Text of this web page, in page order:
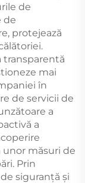
de
de
protejează
transparentă
mai
în
de servicii de
a
a
unor măsuri de
Prin
siguranță și